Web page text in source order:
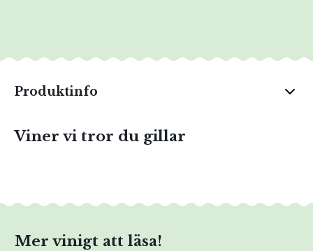
Produktinfo
Viner vi tror du gillar
Mer vinigt att läsa!